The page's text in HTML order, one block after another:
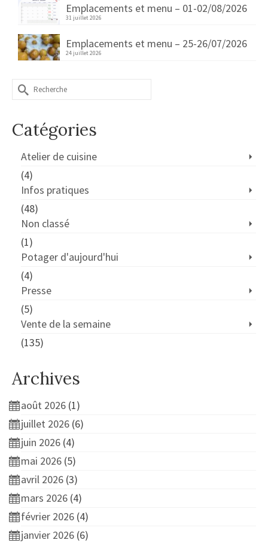
Emplacements et menu – 01-02/08/2026
31 juillet 2026
Emplacements et menu – 25-26/07/2026
24 juillet 2026
Rechercher :
Catégories
Atelier de cuisine
(4)
Infos pratiques
(48)
Non classé
(1)
Potager d'aujourd'hui
(4)
Presse
(5)
Vente de la semaine
(135)
Archives
août 2026 (1)
juillet 2026 (6)
juin 2026 (4)
mai 2026 (5)
avril 2026 (3)
mars 2026 (4)
février 2026 (4)
janvier 2026 (6)